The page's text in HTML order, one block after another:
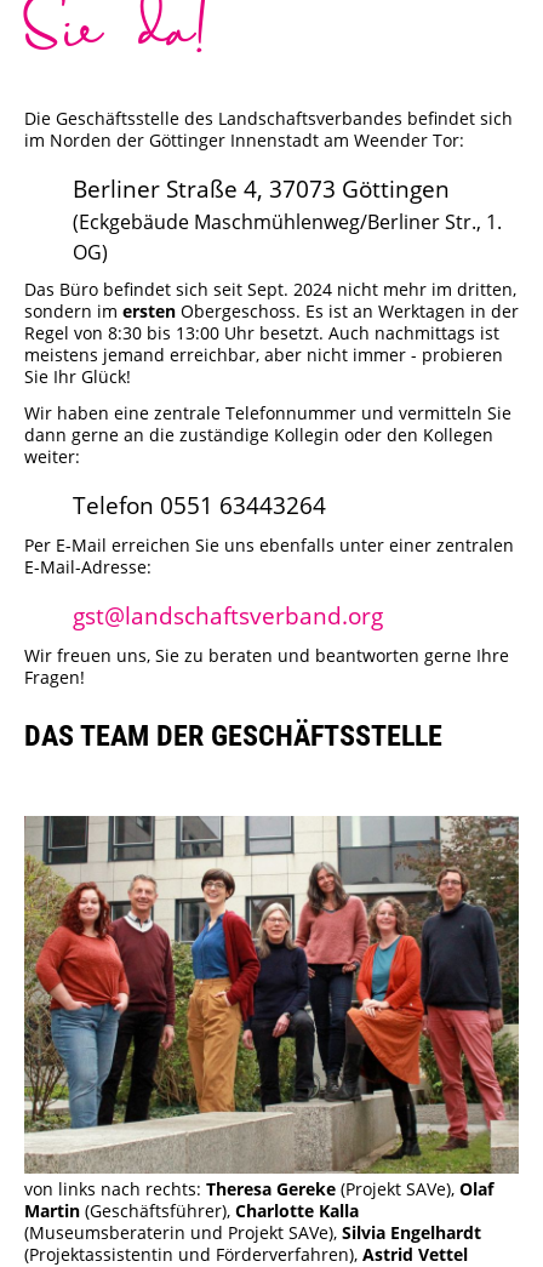
Sie da!
Die Geschäftsstelle des Landschaftsverbandes befindet sich
im Norden der Göttinger Innenstadt am Weender Tor:
Berliner Straße 4, 37073 Göttingen
(Eckgebäude Maschmühlenweg/Berliner Str., 1.
OG)
Das Büro befindet sich seit Sept. 2024 nicht mehr im dritten,
sondern im ersten Obergeschoss. Es ist an Werktagen in der
Regel von 8:30 bis 13:00 Uhr besetzt. Auch nachmittags ist
meistens jemand erreichbar, aber nicht immer - probieren
Sie Ihr Glück!
Wir haben eine zentrale Telefonnummer und vermitteln Sie
dann gerne an die zuständige Kollegin oder den Kollegen
weiter:
Telefon 0551 63443264
Per E-Mail erreichen Sie uns ebenfalls unter einer zentralen
E-Mail-Adresse:
gst@landschaftsverband.org
Wir freuen uns, Sie zu beraten und beantworten gerne Ihre
Fragen!
DAS TEAM DER GESCHÄFTSSTELLE
von links nach rechts: Theresa Gereke (Projekt SAVe), Olaf
Martin (Geschäftsführer), Charlotte Kalla
(Museumsberaterin und Projekt SAVe), Silvia Engelhardt
(Projektassistentin und Förderverfahren), Astrid Vettel
Städtisches Museum Seesen
StadtMuseum Einbeck
Heimatmuseum Duderstadt
Heimatmuseum Northeim
Stadtmuseum Bad Gandersheim
Museum Goslar
Porzellanmuseum Schloss Fürstenberg